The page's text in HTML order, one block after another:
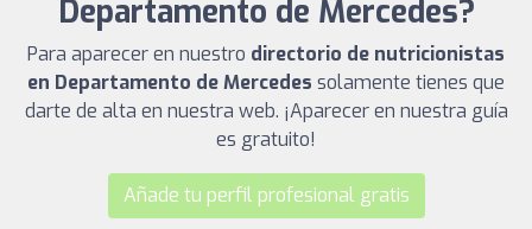
Departamento de Mercedes?
Para aparecer en nuestro directorio de nutricionistas
en Departamento de Mercedes solamente tienes que
darte de alta en nuestra web. ¡Aparecer en nuestra guía
es gratuito!
Añade tu perfil profesional gratis